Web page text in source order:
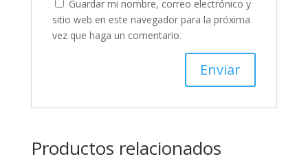
Guardar mi nombre, correo electrónico y
sitio web en este navegador para la próxima
vez que haga un comentario.
Productos relacionados